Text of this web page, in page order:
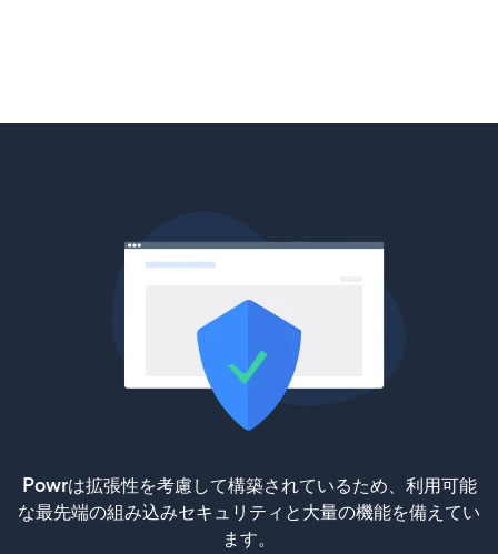
Powrは拡張性を考慮して構築されているため、利用可能
な最先端の組み込みセキュリティと大量の機能を備えてい
ます。